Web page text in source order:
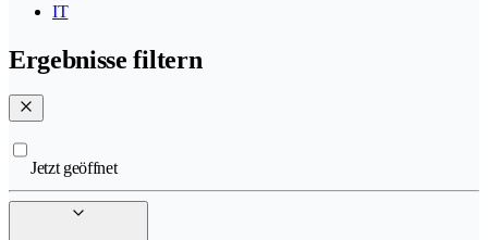
IT
Ergebnisse filtern
Jetzt geöffnet